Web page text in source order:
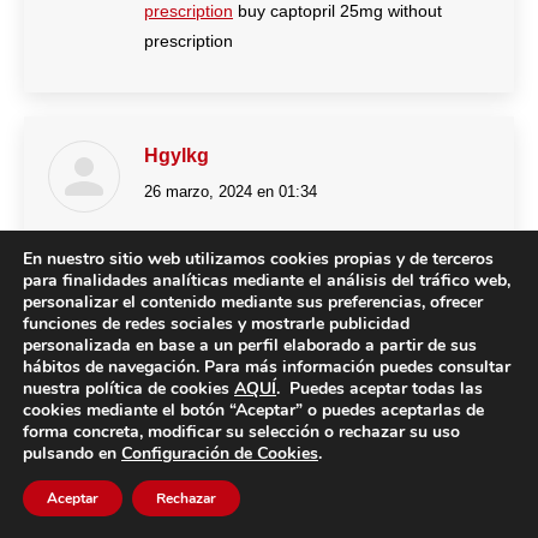
prescription buy captopril 25mg without
prescription
Hgylkg
dice:
26 marzo, 2024 en 01:34
lincomycin pills for sale
Dlqvvm
dice:
27 marzo, 2024 en 18:12
retrovir 300 mg ca –
saleorder allopurinol pill
En nuestro sitio web utilizamos cookies propias y de terceros
para finalidades analíticas mediante el análisis del tráfico web,
personalizar el contenido mediante sus preferencias, ofrecer
funciones de redes sociales y mostrarle publicidad
personalizada en base a un perfil elaborado a partir de sus
hábitos de navegación. Para más información puedes consultar
nuestra política de cookies AQUÍ. Puedes aceptar todas las
cookies mediante el botón “Aceptar” o puedes aceptarlas de
forma concreta, modificar su selección o rechazar su uso
pulsando en Configuración de Cookies.
Aceptar Rechazar